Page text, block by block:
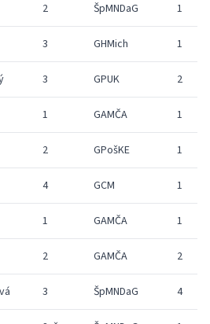
2 ŠpMNDaG 1
3 GHMich 1
3 GPUK 2
1 GAMČA 1
2 GPošKE 1
4 GCM 1
1 GAMČA 1
2 GAMČA 2
3 ŠpMNDaG 4